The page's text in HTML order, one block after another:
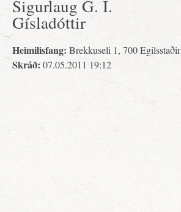
Sigurlaug G. I.
Gísladóttir
Heimilisfang: Brekkuseli 1, 700 Egilsstaðir
Skráð: 07.05.2011 19:12